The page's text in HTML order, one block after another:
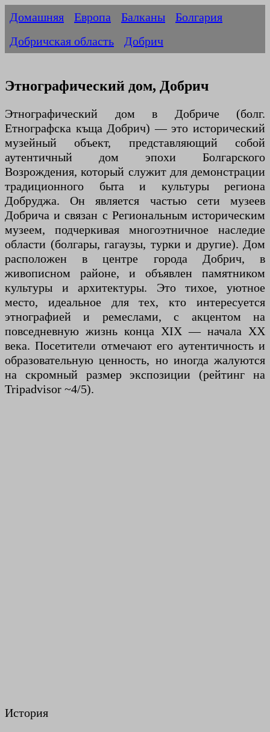
Домашняя Европа Балканы
Болгария
Добричская область
Добрич
Этнографический дом, Добрич
Этнографический дом в Добриче (болг.
Етнографска къща Добрич) — это исторический
музейный объект, представляющий собой
аутентичный дом эпохи Болгарского
Возрождения, который служит для демонстрации
традиционного быта и культуры региона
Добруджа. Он является частью сети музеев
Добрича и связан с Региональным историческим
музеем, подчеркивая многоэтничное наследие
области (болгары, гагаузы, турки и другие). Дом
расположен в центре города Добрич, в
живописном районе, и объявлен памятником
культуры и архитектуры. Это тихое, уютное
место, идеальное для тех, кто интересуется
этнографией и ремеслами, с акцентом на
повседневную жизнь конца XIX — начала XX
века. Посетители отмечают его аутентичность и
образовательную ценность, но иногда жалуются
на скромный размер экспозиции (рейтинг на
Tripadvisor ~4/5).
История